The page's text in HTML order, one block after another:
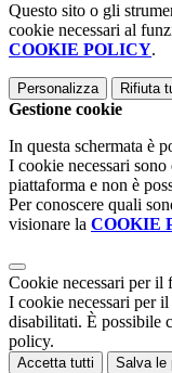
Questo sito o gli
cookie necessari al
COOKIE POLICY.
Personalizza Rifiuta
Gestione cookie
In questa schermata è
I cookie necessari
piattaforma e non è
Per conoscere quali
visionare la COOKIE
Cookie necessari per il
I cookie necessari per
disabilitati. È possibile
policy.
Accetta tutti Salva le